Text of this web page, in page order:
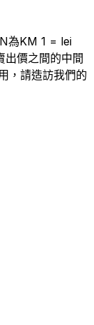
為KM 1 = lei
價之間的中間
，請造訪我們的